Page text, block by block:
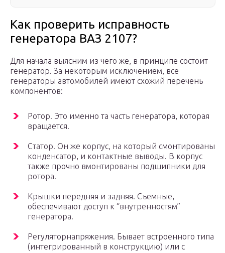
Как проверить исправность
генератора ВАЗ 2107?
Для начала выясним из чего же, в принципе состоит
генератор. За некоторым исключением, все
генераторы автомобилей имеют схожий перечень
компонентов:
Ротор. Это именно та часть генератора, которая
вращается.
Статор. Он же корпус, на который смонтированы
конденсатор, и контактные выводы. В корпус
также прочно вмонтированы подшипники для
ротора.
Крышки передняя и задняя. Съемные,
обеспечивают доступ к “внутренностям”
генератора.
Регуляторнапряжения. Бывает встроенного типа
(интегрированный в конструкцию) или с